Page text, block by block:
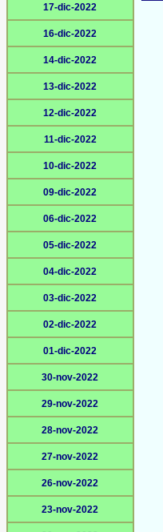
17-dic-2022
16-dic-2022
14-dic-2022
13-dic-2022
12-dic-2022
11-dic-2022
10-dic-2022
09-dic-2022
06-dic-2022
05-dic-2022
04-dic-2022
03-dic-2022
02-dic-2022
01-dic-2022
30-nov-2022
29-nov-2022
28-nov-2022
27-nov-2022
26-nov-2022
23-nov-2022